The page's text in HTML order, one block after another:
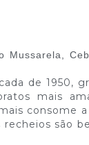
Mussarela,
de 1950,
mais
consome
são